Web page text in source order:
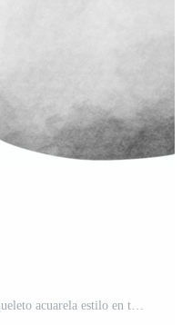
aislado linda escalofriante cráneo esqueleto acuarela estilo en transparente antecedentes PNG Gratis